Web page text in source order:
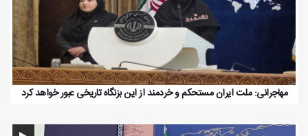
مهاجرانی: ملت ایران مستحکم و خردمند از این بزنگاه تاریخی عبور خواهد کرد